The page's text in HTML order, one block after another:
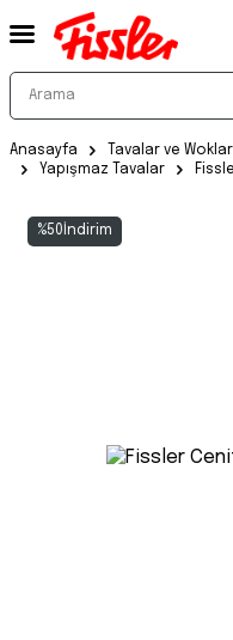
Anasayfa Tavalar ve Woklar
Yapışmaz Tavalar
%50İndirim